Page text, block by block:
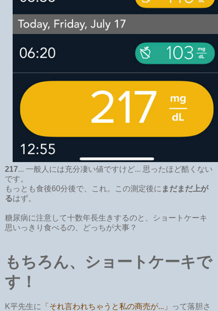
217... 一般人には充分凄い値ですけど... 思ったほど酷くない
です。
もっとも食後60分後で、これ。この測定後に まだまだ上が
るはず。
糖尿病に注意して十数年長生きするのと、ショートケーキ
思いっきり食べるの、どっちが大事？
もちろん、ショートケーキで
す！
K平先生に 「それ言われちゃうと私の商売が...」
って落胆さ